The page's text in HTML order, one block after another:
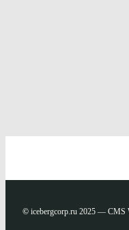
© icebergcorp.ru 2025 —